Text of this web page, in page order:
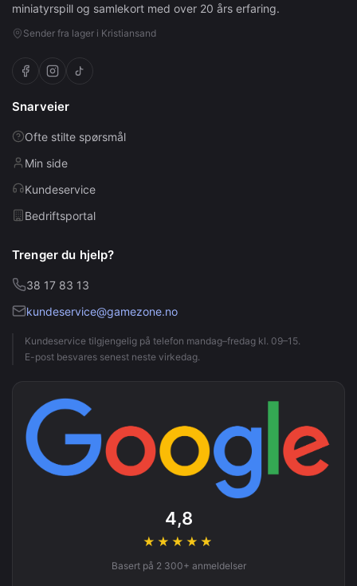
miniatyrspill og samlekort med over 20 års erfaring.
Sender fra lager i Kristiansand
Snarveier
Ofte stilte spørsmål
Min side
Kundeservice
Bedriftsportal
Trenger du hjelp?
38 17 83 13
kundeservice@gamezone.no
Kundeservice tilgjengelig på telefon mandag–fredag kl. 09–15.
E-post besvares senest neste virkedag.
4,8
★★★★ ★
Basert på 2 300+ anmeldelser